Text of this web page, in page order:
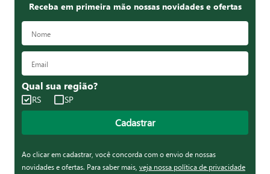
Receba em primeira mão nossas novidades e ofertas
Qual sua região?
RS SP
Cadastrar
Ao clicar em cadastrar, você concorda com o envio de nossas
novidades e ofertas. Para saber mais, veja nossa política de privacidade